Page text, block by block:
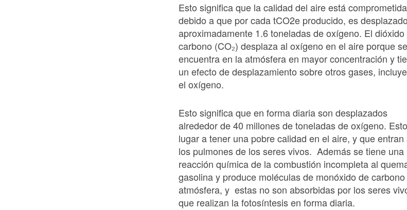
Esto significa que la calidad del aire está comprometida
debido a que por cada tCO2e producido, es
aproximadamente 1.6 toneladas de oxígeno. El dióxido
carbono (CO₂) desplaza al oxígeno en el aire porque se
encuentra en la atmósfera en mayor concentración y
un efecto de desplazamiento sobre otros gases,
el oxígeno.
Esto significa que en forma diaria son desplazados
alrededor de 40 millones de toneladas de oxígeno.
lugar a tener una pobre calidad en el aire, y que entran
los pulmones de los seres vivos. Además se tiene una
reacción química de la combustión incompleta al
gasolina y produce moléculas de monóxido de
atmósfera, y estas no son absorbidas por los seres
que realizan la fotosíntesis en forma diaria.